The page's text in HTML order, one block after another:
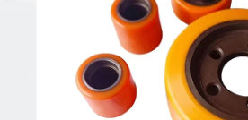
மேலும் பார்க்க >>